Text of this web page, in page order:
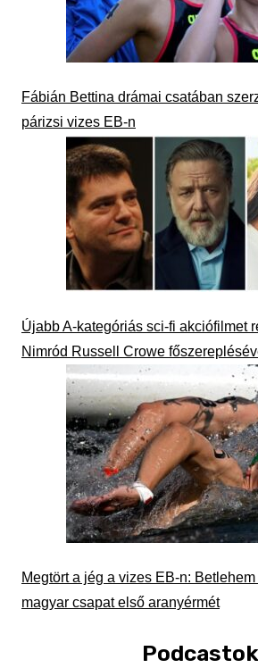
Fábián Bettina drámai csatában
párizsi vizes EB-n
Újabb A-kategóriás sci-fi akciófilmet
Nimród Russell Crowe
Megtört a jég a vizes EB-n:
magyar csapat első aranyérmét
Podcastok